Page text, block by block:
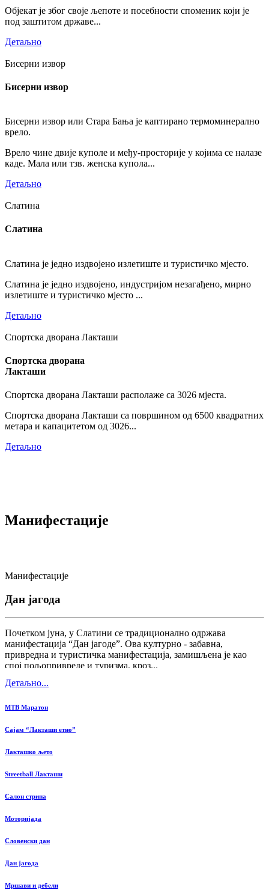
Објекат је због своје љепоте и посебности споменик који је
под заштитом државе...
Детаљно
Бисерни извор
Бисерни извор
Бисерни извор или Стара Бања је каптирано термоминерално
врело.
Врело чине двије куполе и међу-просторије у којима се налазе
каде. Мала или тзв. женска купола...
Детаљно
Слатина
Слатина
Слатина је једно издвојено излетиште и туристичко мјесто.
Слатина је једно издвојено, индустријом незагађено, мирно
излетиште и туристичко мјесто ...
Детаљно
Спортска дворана Лакташи
Спортска дворана
Лакташи
Спортска дворана Лакташи располаже са 3026 мјеста.
Спортска дворана Лакташи са површином од 6500 квадратних
метара и капацитетом од 3026...
Детаљно
Манифестације
Манифестације
Дан јагода
Почетком јуна, у Слатини се традиционално одржава
манифестација “Дан јагоде”. Ова културно - забавна,
привредна и туристичка манифестација, замишљена је као
спој пољопривреде и туризма, кроз...
Детаљно...
MTB Маратон
Сајам “Лакташи етно”
Лакташко љето
Streetball Лакташи
Салон стрипа
Моторијада
Словенски дан
Дан јагода
Мршави и дебели